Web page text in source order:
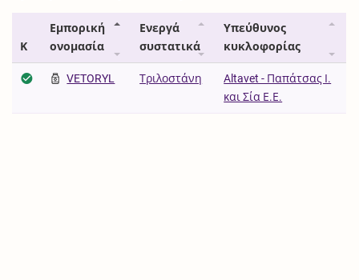
Κ
Εμπορική
ονομασία
Ενεργά
συστατικά
Υπεύθυνος
κυκλοφορίας
VETORYL Τριλοστάνη
Altavet - Παπάτσας Ι.
και Σία Ε.Ε.